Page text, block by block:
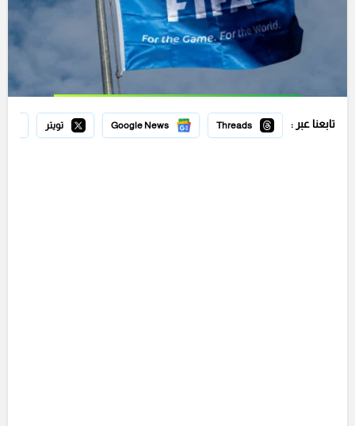
تابعنا عبر : Threads
Google News تويتر